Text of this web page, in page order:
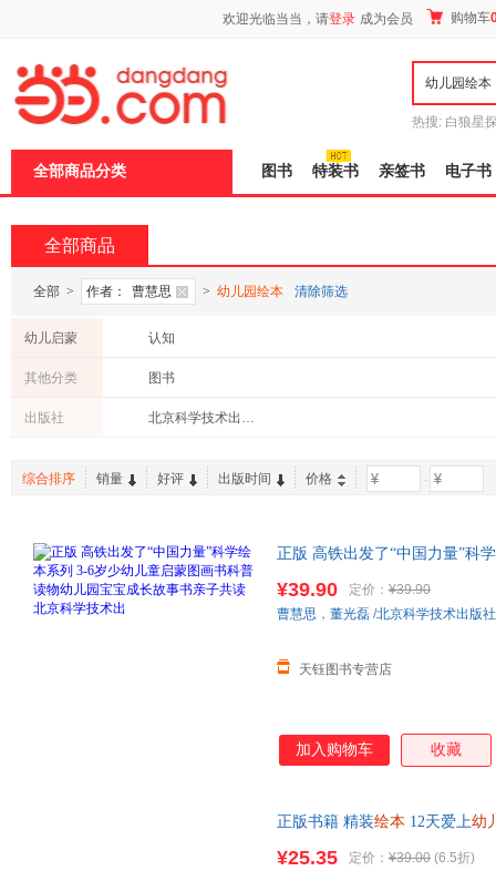
欢迎光临当当，请登录 成为会员 购物车
热搜: 白狼星
全部商品分类 图书 特装书 亲签书 电子书
全部商品
全部 > 作者： 曹慧思 > 幼儿园绘本 清除筛选
幼儿启蒙 认知
其他分类 图书
出版社 北京科学技术出版社
综合排序 销量 好评 出版时间 价格 -
正版 高铁出发了“中国力量”科学
¥39.90 定价： ¥39.90
天钰图书专营店
曹慧思 ， 董光磊 /北京科学技术出版社
加入购物车 收藏
正版书籍 精装绘本 12天爱上幼
¥25.35 定价： ¥39.00 (6.5折)
页
加